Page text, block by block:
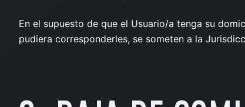
En el supuesto de que el Usuario/a tenga su
pudiera corresponderles, se someten a la